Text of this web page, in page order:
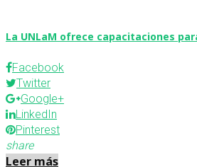
La UNLaM ofrece capacitaciones
Facebook
Twitter
Google+
LinkedIn
Pinterest
share
Leer más